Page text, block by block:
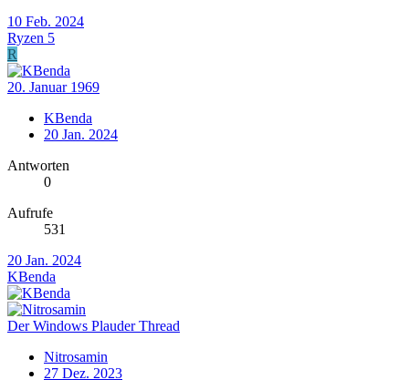
10 Feb. 2024
Ryzen 5
R
20. Januar 1969
KBenda
20 Jan. 2024
Antworten
0
Aufrufe
531
20 Jan. 2024
KBenda
Der Windows Plauder Thread
Nitrosamin
27 Dez. 2023